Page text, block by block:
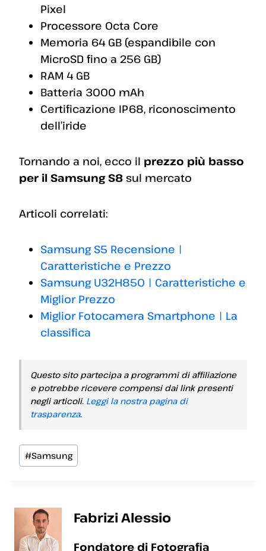
Pixel
Processore Octa Core
Memoria 64 GB (espandibile con
MicroSD fino a 256 GB)
RAM 4 GB
Batteria 3000 mAh
Certificazione IP68, riconoscimento
dell’iride
Tornando a noi, ecco il prezzo più basso
per il Samsung S8 sul mercato
Articoli correlati:
Samsung S5 Recensione |
Caratteristiche e Prezzo
Samsung U32H850 | Caratteristiche e
Miglior Prezzo
Miglior Fotocamera Smartphone | La
classifica
Questo sito partecipa a programmi di affiliazione
e potrebbe ricevere compensi dai link presenti
negli articoli. Leggi la nostra pagina di
trasparenza.
Tag
articolo:
#Samsung
Fabrizi Alessio
Fondatore di Fotografia